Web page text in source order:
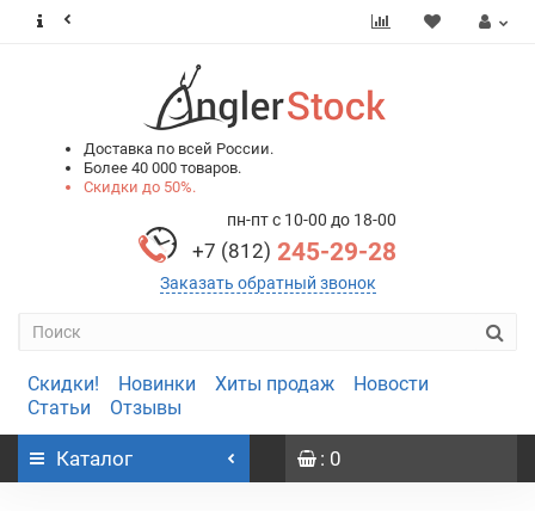
Доставка по всей России.
Более 40 000 товаров.
Скидки до 50%.
пн-пт с 10-00 до 18-00
+7 (812) 245-29-28
Заказать обратный звонок
Скидки! Новинки Хиты продаж
Новости
Статьи
Отзывы
Каталог : 0